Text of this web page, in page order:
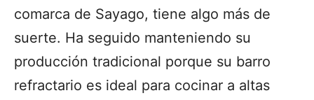
comarca de Sayago, tiene algo más de
suerte. Ha seguido manteniendo su
producción tradicional porque su barro
refractario es ideal para cocinar a altas